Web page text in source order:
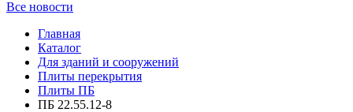
Все новости
Главная
Каталог
Для зданий и сооружений
Плиты перекрытия
Плиты ПБ
ПБ 22.55.12-8